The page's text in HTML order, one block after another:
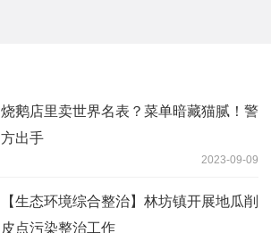
烧鹅店里卖世界名表？菜单暗藏猫腻！警
方出手
2023-09-09
【生态环境综合整治】林坊镇开展地瓜削
皮点污染整治工作